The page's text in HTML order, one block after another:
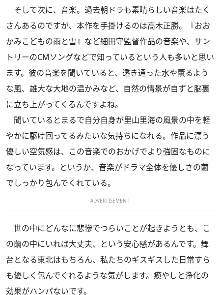
そして次に、音楽。過去朝ドラも素晴らしい音楽はたく
さんあるのですが、本作を手掛けるのは高木正勝。『おお
かみこどもの雨と雪』など細田守監督作品の音楽や、サン
トリーのCMソングなどで知っているという人も多いと思い
ます。彼の音楽を聞いていると、透き通った水や薫るよう
な風、雄大な大地の温かみなど、自然の情景が自ずと脳裏
に立ち上がってくるんですよね。
聞いているとまるで自分自身が里山里海の風景の中を軽
やかに駆け回ってるみたいな気持ちになれる。作品に漂う
優しい空気感は、この音楽でのおかげでより強固なものに
なっています。というか、音楽がドラマ全体を優しさの繭
でしっかり包んでくれている。
ADVERTISEMENT
世の中にどんなに悲惨でつらいことが起きようとも、こ
の繭の中にいれば大丈夫、という安心感があるんです。舞
台となる東北はもちろん、私たちのギスギスした日常すら
も優しく包んでくれるような気がします。癒やしと浄化の
効果がハンパないです。